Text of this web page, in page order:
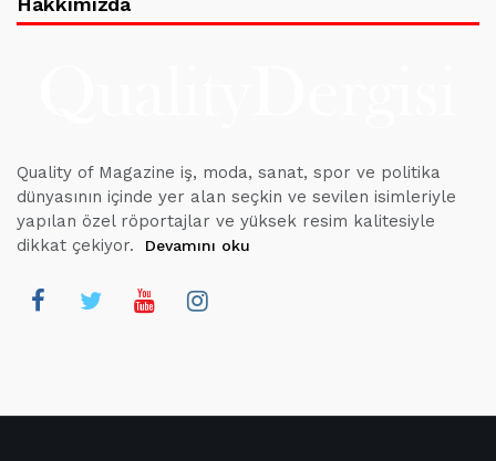
Quality of Magazine iş, moda, sanat, spor ve politika
dünyasının içinde yer alan seçkin ve sevilen isimleriyle
yapılan özel röportajlar ve yüksek resim kalitesiyle
dikkat çekiyor.
Devamını oku